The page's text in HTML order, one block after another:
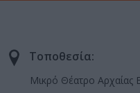
Τοποθεσία:
Μικρό Θέατρο Αρχαίας